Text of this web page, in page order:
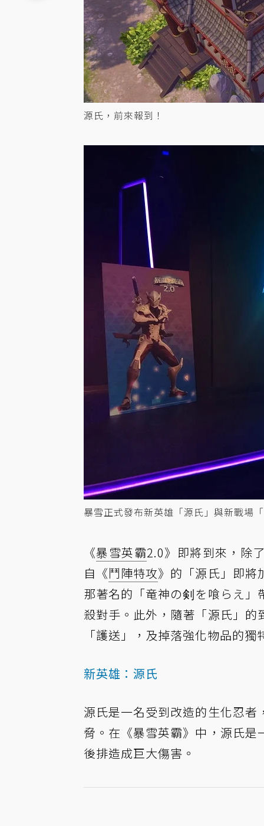
源氏，前來報到！
暴雪正式發布新英雄「源氏」與新戰場
《暴雪英霸2.0》即將到來，除
自《鬥陣特攻》的「源氏」即將
那著名的「竜神の剣を喰らえ
殺對手。此外，隨著「源氏」
「護送」，及掉落強化物品的獨
新英雄：源氏
源氏是一名受到改造的生化忍
脅。在《暴雪英霸》中，源氏
後排造成巨大傷害。